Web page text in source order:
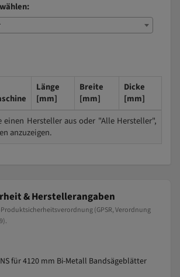
Länge
[mm]
Breite
[mm]
Dicke
[mm]
Hersteller aus oder "Alle Hersteller",
anzuzeigen.
& Herstellerangaben
(GPSR, Verordnung
NS für 4120 mm Bi-Metall Bandsägeblätter